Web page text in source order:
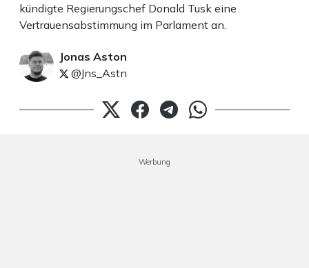
kündigte Regierungschef Donald Tusk eine
Vertrauensabstimmung im Parlament an.
Jonas Aston
@Jns_Astn
Werbung